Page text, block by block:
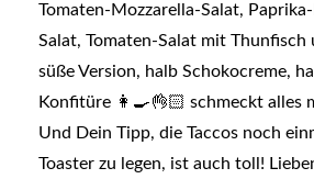
Tomaten-Mozzarella-Salat,
Salat, Tomaten-Salat mit Thunfisch
süße Version, halb Schokocreme,
Konfitüre 👩‍🍳👌🏻 schmeckt alles
Und Dein Tipp, die Taccos noch
Toaster zu legen, ist auch toll!